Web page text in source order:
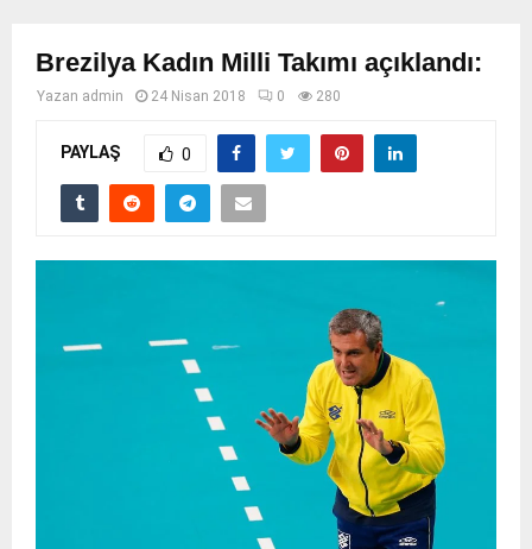
Brezilya Kadın Milli Takımı açıklandı:
Yazan admin 24 Nisan 2018 0 280
PAYLAŞ 0